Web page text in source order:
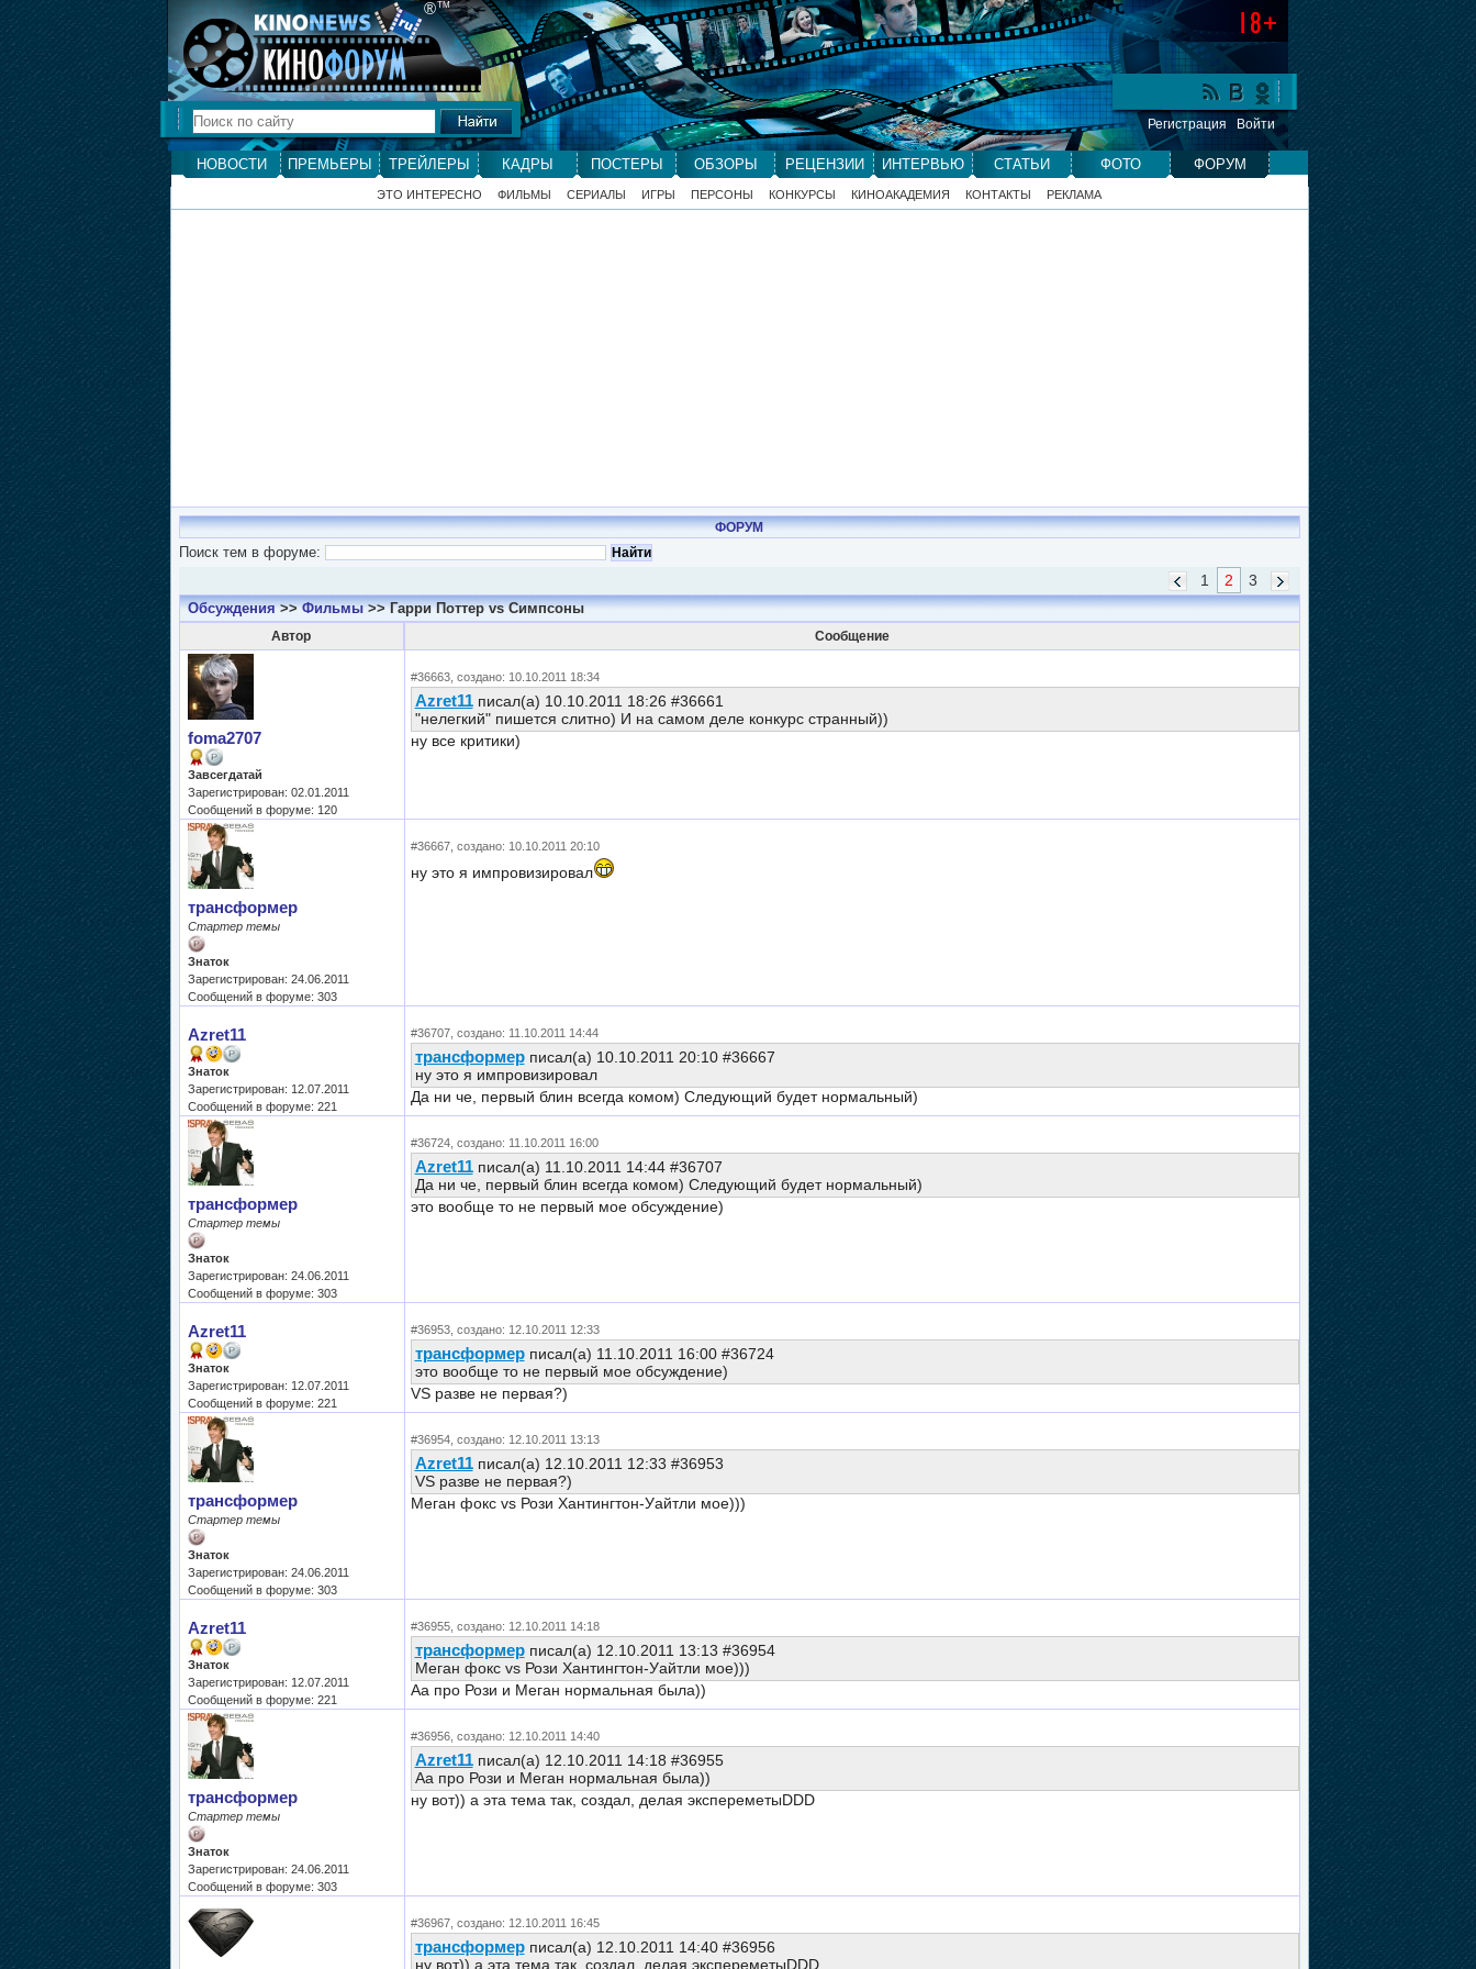
®ТМ
Регистрация Войти
НОВОСТИ ПРЕМЬЕРЫ ТРЕЙЛЕРЫ КАДРЫ ПОСТЕРЫ ОБЗОРЫ РЕЦЕНЗИИ ИНТЕРВЬЮ СТАТЬИ ФОТО ФОРУМ
ЭТО ИНТЕРЕСНО ФИЛЬМЫ СЕРИАЛЫ ИГРЫ ПЕРСОНЫ КОНКУРСЫ КИНОАКАДЕМИЯ КОНТАКТЫ РЕКЛАМА
ФОРУМ
Поиск тем в форуме:
3
2
1
Обсуждения>>Фильмы>> Гарри Поттер vs Симпсоны
Автор Сообщение
foma2707
Завсегдатай
Зарегистрирован: 02.01.2011
Сообщений в форуме: 120
#36663, создано: 10.10.2011 18:34
Azret11писал(а) 10.10.2011 18:26 #36661
"нелегкий" пишется слитно) И на самом деле конкурс странный))
ну все критики)
трансформер
Стартер темы
Знаток
Зарегистрирован: 24.06.2011
Сообщений в форуме: 303
#36667, создано: 10.10.2011 20:10
ну это я импровизировал
Azret11
Знаток
Зарегистрирован: 12.07.2011
Сообщений в форуме: 221
#36707, создано: 11.10.2011 14:44
трансформерписал(а) 10.10.2011 20:10 #36667
ну это я импровизировал
Да ни че, первый блин всегда комом) Следующий будет нормальный)
трансформер
Стартер темы
Знаток
Зарегистрирован: 24.06.2011
Сообщений в форуме: 303
#36724, создано: 11.10.2011 16:00
Azret11писал(а) 11.10.2011 14:44 #36707
Да ни че, первый блин всегда комом) Следующий будет нормальный)
это вообще то не первый мое обсуждение)
Azret11
Знаток
Зарегистрирован: 12.07.2011
Сообщений в форуме: 221
#36953, создано: 12.10.2011 12:33
трансформерписал(а) 11.10.2011 16:00 #36724
это вообще то не первый мое обсуждение)
VS разве не первая?)
трансформер
Стартер темы
Знаток
Зарегистрирован: 24.06.2011
Сообщений в форуме: 303
#36954, создано: 12.10.2011 13:13
Azret11писал(а) 12.10.2011 12:33 #36953
VS разве не первая?)
Меган фокс vs Рози Хантингтон-Уайтли мое)))
Azret11
Знаток
Зарегистрирован: 12.07.2011
Сообщений в форуме: 221
#36955, создано: 12.10.2011 14:18
трансформерписал(а) 12.10.2011 13:13 #36954
Меган фокс vs Рози Хантингтон-Уайтли мое)))
Аа про Рози и Меган нормальная была))
трансформер
Стартер темы
Знаток
Зарегистрирован: 24.06.2011
Сообщений в форуме: 303
#36956, создано: 12.10.2011 14:40
Azret11писал(а) 12.10.2011 14:18 #36955
Аа про Рози и Меган нормальная была))
ну вот)) а эта тема так, создал, делая экспереметыDDD
#36967, создано: 12.10.2011 16:45
трансформерписал(а) 12.10.2011 14:40 #36956
ну вот)) а эта тема так, создал, делая экспереметыDDD